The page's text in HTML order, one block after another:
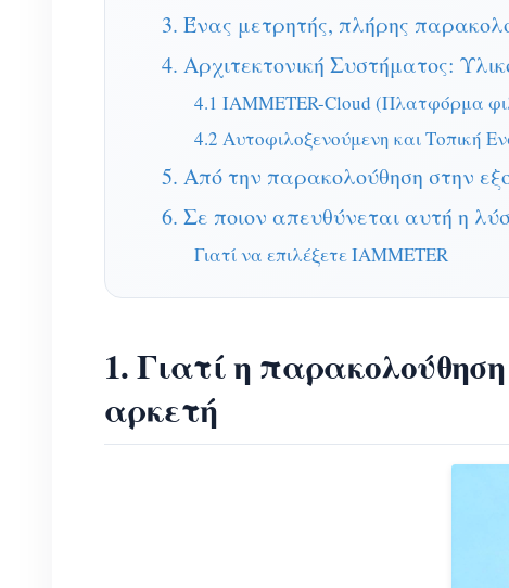
3. Ένας μετρητής, πλήρης
4. Αρχιτεκτονική Συστήματος:
4.1 IAMMETER-Cloud (Πλατφόρμα
4.2 Αυτοφιλοξενούμενη και Τοπική
5. Από την παρακολούθηση στην
6. Σε ποιον απευθύνεται αυτή η
Γιατί να επιλέξετε IAMMETER
1. Γιατί η
αρκετή